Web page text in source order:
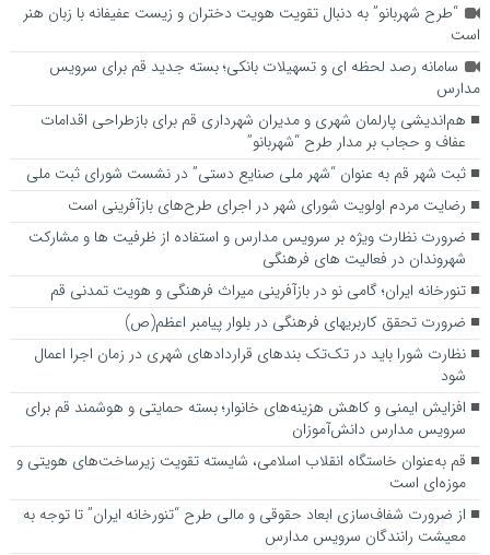
“طرح شهربانو” به دنبال تقویت هویت دختران و زیست عفیفانه با زبان هنر
است
سامانه رصد لحظه ای و تسهیلات بانکی؛ بسته جدید قم برای سرویس
مدارس
هم‌اندیشی پارلمان شهری و مدیران شهرداری قم برای بازطراحی اقدامات
عفاف و حجاب بر مدار طرح “شهربانو”
ثبت شهر قم به عنوان “شهر ملی صنایع دستی” در نشست شورای ثبت ملی
رضایت مردم اولویت شورای شهر در اجرای طرح‌های بازآفرینی است
ضرورت نظارت ویژه بر سرویس مدارس و استفاده از ظرفیت ها و مشارکت
شهروندان در فعالیت های فرهنگی
تنورخانه ایران؛ گامی نو در بازآفرینی میراث فرهنگی و هویت تمدنی قم
ضرورت تحقق کاربری­های فرهنگی در بلوار پیامبر اعظم(ص)
نظارت شورا باید در تک‌تک بندهای قراردادهای شهری در زمان اجرا اعمال
شود
افزایش ایمنی و کاهش هزینه‌های خانوار؛ بسته حمایتی و هوشمند قم برای
سرویس مدارس دانش‌آموزان
قم به‌عنوان خاستگاه انقلاب اسلامی، شایسته تقویت زیرساخت‌های هویتی و
موزه‌ای است
از ضرورت شفاف‌سازی ابعاد حقوقی و مالی طرح “تنورخانه ایران” تا توجه به
معیشت رانندگان سرویس مدارس